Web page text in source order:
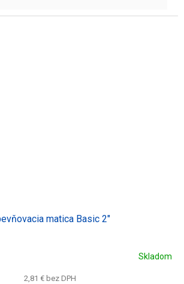
matica Basic 2"
Skladom
2,81 € bez DPH